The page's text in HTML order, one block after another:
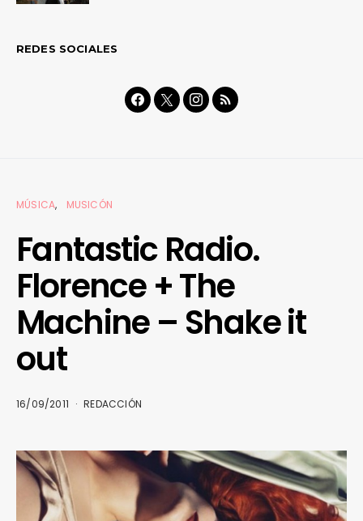
REDES SOCIALES
MÚSICA MUSICÓN
Fantastic Radio.
Florence + The
Machine – Shake it
out
16/09/2011 REDACCIÓN